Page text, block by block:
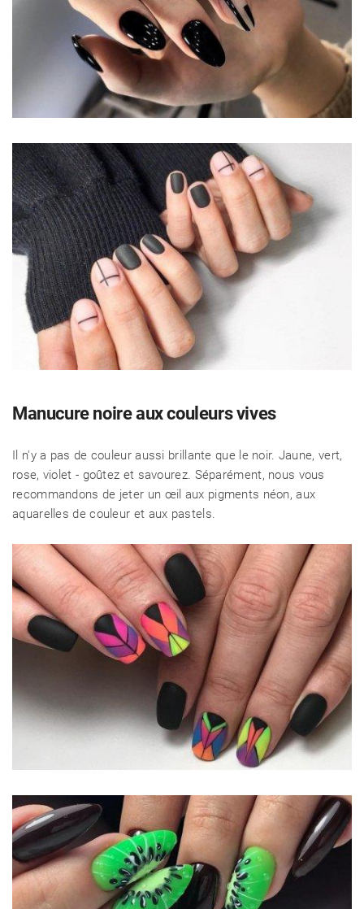
Manucure noire aux couleurs vives
Il n'y a pas de couleur aussi brillante que le noir. Jaune, vert,
rose, violet - goûtez et savourez. Séparément, nous vous
recommandons de jeter un œil aux pigments néon, aux
aquarelles de couleur et aux pastels.